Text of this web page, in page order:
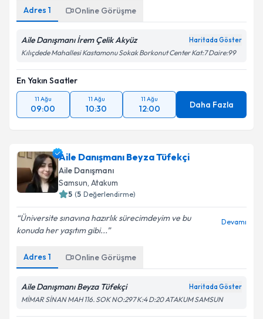
Takvim Talebini Gönder
Adres 1 Online Görüşme
Aile Danışmanı İrem Çelik Akyüz Haritada Göster
Kılıçdede Mahallesi Kastamonu Sokak Borkonut Center Kat:7 Daire:99
En Yakın Saatler
11 Ağu
09:00
11 Ağu
10:30
11 Ağu
12:00 Daha Fazla
Aile Danışmanı Beyza Tüfekçi
Aile Danışmanı
Samsun, Atakum
5 (5 Değerlendirme)
Üniversite sınavına hazırlık sürecimdeyim ve bu
konuda her yaşıtım gibi...
Devamı
Adres 1 Online Görüşme
Aile Danışmanı Beyza Tüfekçi Haritada Göster
MİMAR SİNAN MAH 116. SOK NO:297 K:4 D:20 ATAKUM SAMSUN